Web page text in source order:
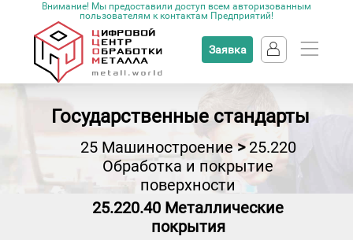
Внимание! Мы предоставили доступ всем авторизованным
пользователям к контактам Предприятий!
Заявка
Государственные стандарты
25 Машиностроение>25.220
Обработка и покрытие
поверхности
25.220.40 Металлические
покрытия